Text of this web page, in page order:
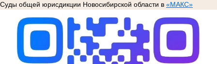
Суды общей юрисдикции Новосибирской области в «МАКС»